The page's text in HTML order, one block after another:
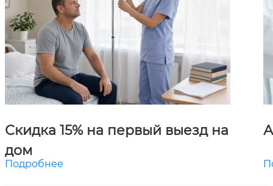
Скидка 15% на первый выезд на
дом
Подробнее